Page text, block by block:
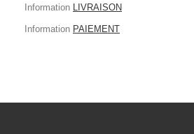
Information LIVRAISON
Information PAIEMENT